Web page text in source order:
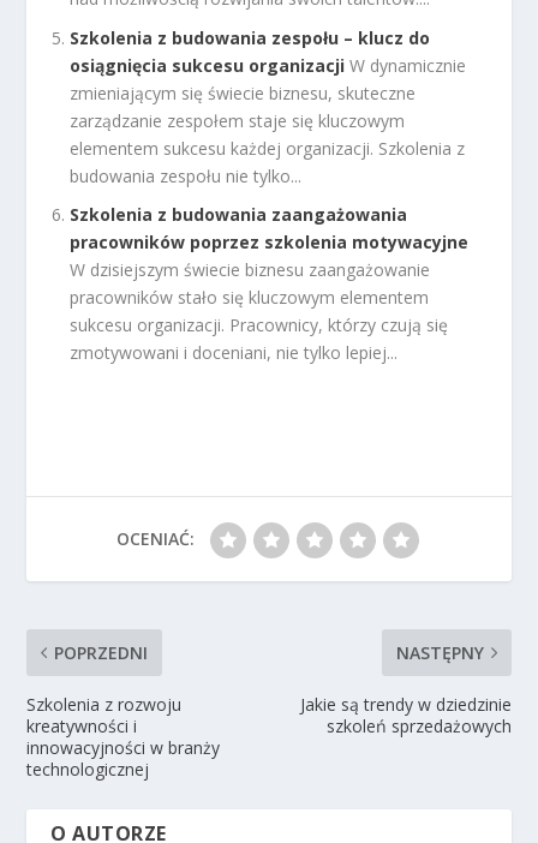
Szkolenia z budowania zespołu – klucz do
osiągnięcia sukcesu organizacji W dynamicznie
zmieniającym się świecie biznesu, skuteczne
zarządzanie zespołem staje się kluczowym
elementem sukcesu każdej organizacji. Szkolenia z
budowania zespołu nie tylko...
Szkolenia z budowania zaangażowania
pracowników poprzez szkolenia motywacyjne
W dzisiejszym świecie biznesu zaangażowanie
pracowników stało się kluczowym elementem
sukcesu organizacji. Pracownicy, którzy czują się
zmotywowani i doceniani, nie tylko lepiej...
OCENIAĆ:
POPRZEDNI
Szkolenia z rozwoju
kreatywności i
innowacyjności w branży
technologicznej
NASTĘPNY
Jakie są trendy w dziedzinie
szkoleń sprzedażowych
O AUTORZE